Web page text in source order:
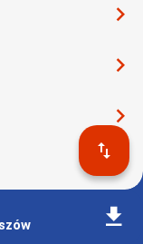
󰅂
󰅂
󰅂
󰅂
󰅂
󰓢
󰇚